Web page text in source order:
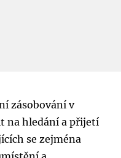
zásobování v
na hledání a přijetí
se zejména